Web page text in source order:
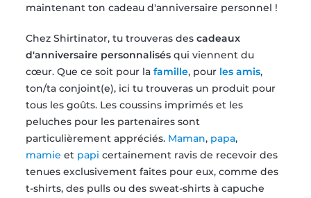
maintenant ton cadeau d'anniversaire personnel !
Chez Shirtinator, tu trouveras descadeaux
d'anniversaire personnalisés qui viennent du
cœur. Que ce soit pour lafamille, pour les amis,
ton/ta conjoint(e), ici tu trouveras un produit pour
tous les goûts. Les coussins imprimés et les
peluches pour les partenaires sont
particulièrement appréciés. Maman, papa,
mamie et papi certainement ravis de recevoir des
tenues exclusivement faites pour eux, comme des
t-shirts, des pulls ou des sweat-shirts à capuche